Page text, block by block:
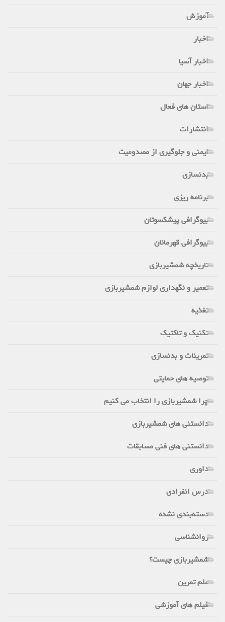
آموزش
اخبار
اخبار آسیا
اخبار جهان
استان های فعال
انتشارات
ایمنی و جلوگیری از مصدومیت
بدنسازی
برنامه ریزی
بیوگرافی پیشکسوتان
بیوگرافی قهرمانان
تاریخچه شمشیربازی
تعمیر و نگهداری لوازم شمشیربازی
تغذیه
تکنیک و تاکتیک
تمرینات و بدنسازی
توصیه های حمایتی
چرا شمشیربازی را انتخاب می کنیم
دانستنی های شمشیربازی
دانستنی های فنی مسابقات
داوری
درس انفرادی
دسته‌بندی نشده
روانشناسی
شمشیربازی چیست؟
علم تمرین
فیلم های آموزشی